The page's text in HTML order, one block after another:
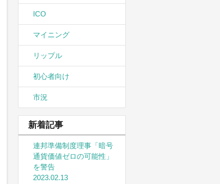
ICO
マイニング
リップル
初心者向け
市況
新着記事
連邦準備制度理事「暗号
通貨価値ゼロの可能性」
を警告
2023.02.13